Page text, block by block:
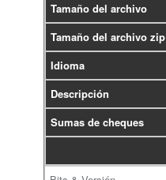
Tamaño del archivo
Tamaño del archivo zip
Idioma
Descripción
Sumas de cheques